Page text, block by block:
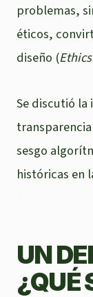
problemas,
éticos,
diseño (
Se discutió
sesgo
históricas en
UN
¿QUÉ